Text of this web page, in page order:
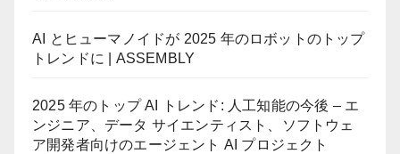
AI とヒューマノイドが 2025 年のロボットのトップ
トレンドに | ASSEMBLY
2025 年のトップ AI トレンド: 人工知能の今後 – エ
ンジニア、データ サイエンティスト、ソフトウェ
ア開発者向けのエージェント AI プロジェクト